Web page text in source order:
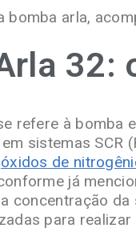
bomba arla,
32:
refere à bomba
sistemas SCR
óxidos de
já
a concentração
para